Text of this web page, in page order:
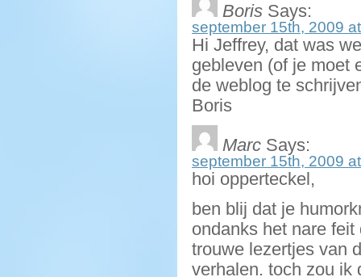
Boris Says:
september 15th, 2009
Hi Jeffrey, dat was
gebleven (of je moet
de weblog te
Boris
Marc Says:
september 15th, 2009
hoi opperteckel,
ben blij dat je
ondanks het nare
trouwe lezertjes van
verhalen. toch zou ik